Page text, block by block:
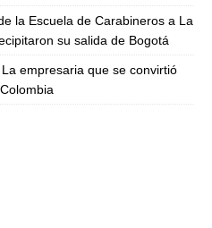
la Escuela de Carabineros a La
su salida de Bogotá
empresaria que se convirtió